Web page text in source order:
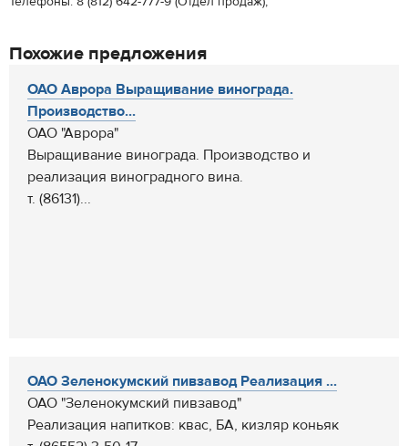
Похожие предложения
ОАО Аврора Выращивание винограда.
Производство...
ОАО "Аврора"
Выращивание винограда. Производство и
реализация виноградного вина.
т. (86131)...
ОАО Зеленокумский пивзавод Реализация ...
ОАО "Зеленокумский пивзавод"
Реализация напитков: квас, БА, кизляр коньяк